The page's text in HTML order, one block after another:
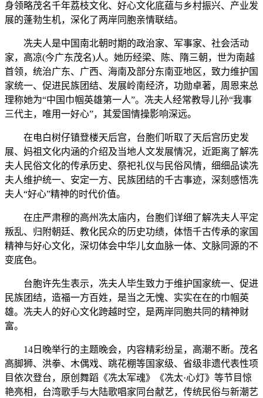
身领略茂名千年荔枝文化、好心文化底蕴与乡村振兴、产业发
展的蓬勃生机，深化了两岸同胞亲情联结。
冼夫人是中国南北朝时期的政治家、军事家、社会活动
家，高凉(今广东茂名)人。她历经梁、陈、隋三朝，世为南越
首领，统治广东、广西、海南及部分东南亚地区，致力维护国
家统一、促进民族团结、发展岭南经济，功勋卓著，周恩来总
理称她为“中国巾帼英雄第一人”。冼夫人经常教导儿孙“我事
三代主，唯用一好心”，其爱国情操影响深远。
在电白树仔镇登楼天后宫，台胞们听取了天后宫历史发
展、妈祖文化内涵的介绍及当地人文发展情况，近距离了解冼
夫人民俗文化的传承历史、祭祀礼仪与民俗风情，细细品读冼
夫人维护统一、安定一方、民族团结的千古事迹，深刻感悟冼
夫人“好心”精神的时代价值。
在庄严肃穆的高州冼太庙内，台胞们详细了解冼夫人平定
叛乱、归附朝廷、教化民众的历史功绩，体悟千古传承的家国
精神与好心文化，深切体会中华儿女血脉一体、文脉同源的不
变底色。
台胞许先生表示，冼夫人毕生致力于维护国家统一、促进
民族团结，造福一方百姓，是当之无愧、实实在在的巾帼英
雄。冼夫人的好心文化跨越时空，是两岸同胞共同的精神财
富。
14日晚举行的主题晚会，内容精彩纷呈，高潮不断。茂名
高脚狮、洪拳、木偶戏、跳花棚等国家级、省级非遗代表性项
目依次登台，原创舞蹈《冼太军魂》《冼太·心灯》等节目惊
艳亮相，台湾歌手与大陆歌唱家同台献艺，传统民俗与新潮艺